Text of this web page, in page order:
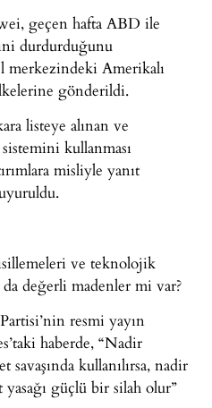
geçen hafta ABD ile
durdurduğunu
Amerikalı
gönderildi.
listeye alınan ve
kullanması
misliyle yanıt
ve teknolojik
da değerli madenler mi var?
resmi yayın
haberde, “Nadir
kullanılırsa, nadir
güçlü bir silah olur”